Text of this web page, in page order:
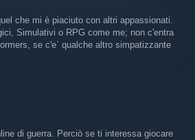
che mi è piaciuto con altri appassionati.
Simulativi o RPG come me; non c'entra
se c'e` qualche altro simpatizzante
di guerra. Perciò se ti interessa giocare